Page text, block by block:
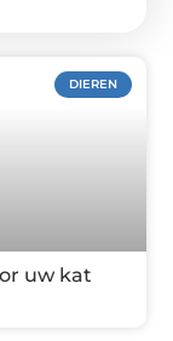
DIEREN
uw kat